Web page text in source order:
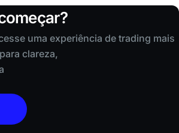
uma experiência de trading mais
clareza,